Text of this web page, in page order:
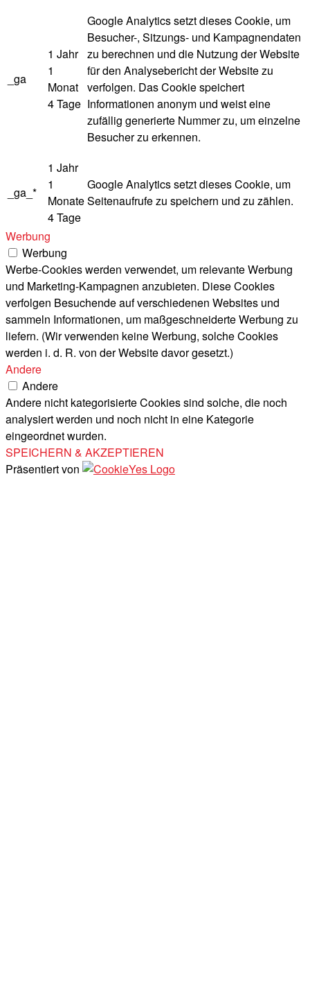
_ga
1 Jahr
1
Monat
4 Tage
Google Analytics setzt dieses Cookie, um
Besucher-, Sitzungs- und Kampagnendaten
zu berechnen und die Nutzung der Website
für den Analysebericht der Website zu
verfolgen. Das Cookie speichert
Informationen anonym und weist eine
zufällig generierte Nummer zu, um einzelne
Besucher zu erkennen.
_ga_*
1 Jahr
1
Monate
4 Tage
Google Analytics setzt dieses Cookie, um
Seitenaufrufe zu speichern und zu zählen.
Werbung
Werbung
Werbe-Cookies werden verwendet, um relevante Werbung
und Marketing-Kampagnen anzubieten. Diese Cookies
verfolgen Besuchende auf verschiedenen Websites und
sammeln Informationen, um maßgeschneiderte Werbung zu
liefern. (Wir verwenden keine Werbung, solche Cookies
werden i. d. R. von der Website davor gesetzt.)
Andere
Andere
Andere nicht kategorisierte Cookies sind solche, die noch
analysiert werden und noch nicht in eine Kategorie
eingeordnet wurden.
SPEICHERN & AKZEPTIEREN
Präsentiert von